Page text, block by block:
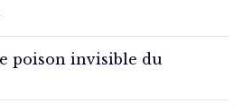
poison invisible du